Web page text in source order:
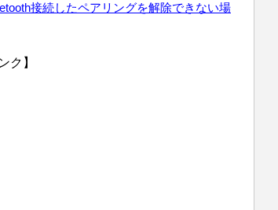
接続したペアリングを解除できない場
ク】